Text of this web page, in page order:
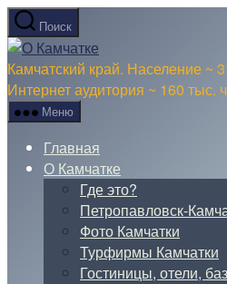
Перейти
к
содержимому
Поиск
Камчатке
Камчатский край. Население ~
Интернет аудитория ~ 160 тыс.
Меню
Главная
О Камчатке
Где это?
Петропавловск-
Фото Камчатки
Турфирмы Камчатки
Гостиницы, отели,